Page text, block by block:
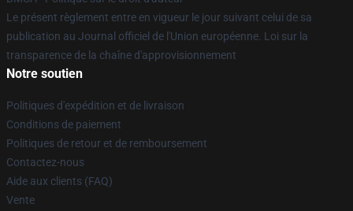
Le présent règlement entre en vigueur le jour suivant celui de sa
publication au Journal officiel de l'Union européenne. Loi sur la
transparence de la chaîne d'approvisionnement
Notre soutien
Politiques d'expédition et de livraison
Conditions de paiement
Politiques de retour et de remboursement
Contactez-nous
Aide aux clients (FAQ)
Vente